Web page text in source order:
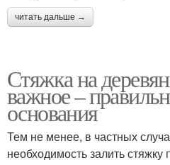
читать дальше →
Стяжка на
важное –
основания
Тем не менее, в частных
необходимость залить